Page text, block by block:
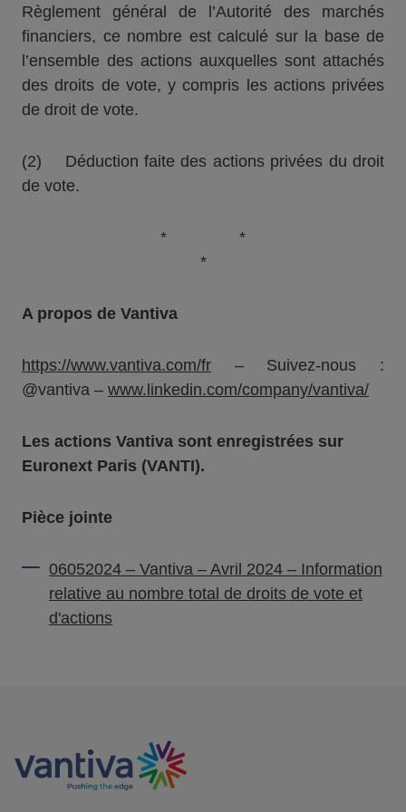
Règlement général de l’Autorité des marchés
financiers, ce nombre est calculé sur la base de
l’ensemble des actions auxquelles sont attachés
des droits de vote, y compris les actions privées
de droit de vote.
(2) Déduction faite des actions privées du droit
de vote.
* *
*
A propos de Vantiva
https://www.vantiva.com/fr – Suivez-nous :
@vantiva – www.linkedin.com/company/vantiva/
Les actions Vantiva sont enregistrées sur
Euronext Paris (VANTI).
Pièce jointe
06052024 – Vantiva – Avril 2024 – Information
relative au nombre total de droits de vote et
d'actions